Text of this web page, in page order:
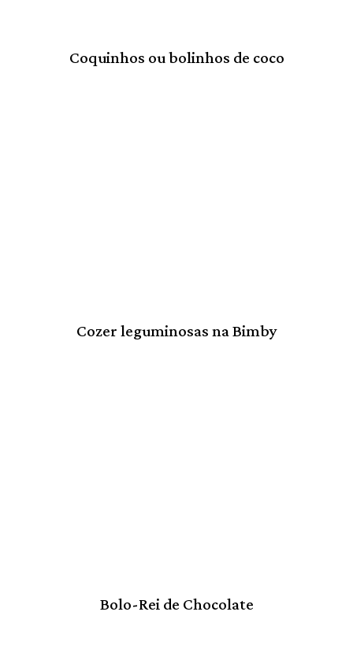
Coquinhos ou bolinhos de coco
Cozer leguminosas na Bimby
Bolo-Rei de Chocolate